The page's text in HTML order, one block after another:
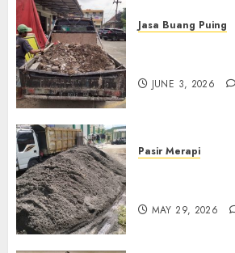
Jasa Buang Puing
JUNE 3, 2026
Pasir Merapi
MAY 29, 2026